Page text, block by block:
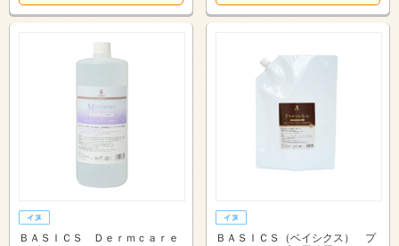
ＢＡＳＩＣＳ Ｄｅｒｍｃａｒｅ
ＢＡＳＩＣＳ（ベイシクス） プ